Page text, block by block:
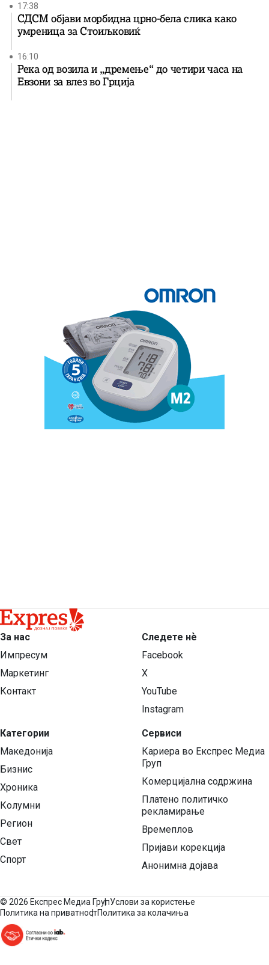
17:38
СДСМ објави морбидна црно-бела слика како
умреница за Стоиљковиќ
16:10
Река од возила и „дремење“ до четири часа на
Евзони за влез во Грција
За нас
Импресум
Маркетинг
Контакт
Категории
Македонија
Бизнис
Хроника
Колумни
Регион
Свет
Спорт
Следете нѐ
Facebook
X
YouTube
Instagram
Сервиси
Кариера во Експрес Медиа
Груп
Комерцијална содржина
Платено политичко
рекламирање
Времеплов
Пријави корекција
Анонимна дојава
© 2026 Експрес Медиа ГрупУслови за користење
Политика на приватностПолитика за колачиња